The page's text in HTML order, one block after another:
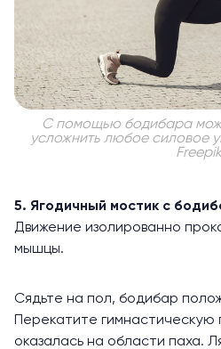
С помощью бодибара
усложнить любое силовое
Freepik
5. Ягодичный мостик с
Движение изолированно
мышцы.
Сядьте на пол, бодибар
Перекатите
оказалась на области паха.